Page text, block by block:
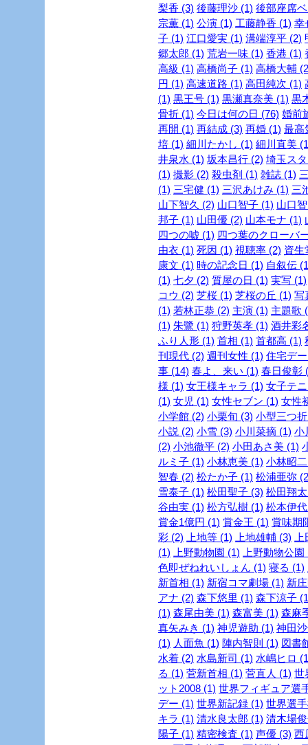
梨香 (3) 後藤理沙 (1) 後部座席
宗薫 (1) 公演 (1) 工藤静香 (1) 幸
子 (1) 江口愛実 (1) 溝端淳平 (2)
郷太郎 (1) 荒岩一味 (1) 香港 (1)
高級 (1) 高橋尚子 (1) 高橋大輔
円 (1) 高速道路 (1) 高田純次 (1)
(1) 黒王号 (1) 黒瀬真奈美 (1) 黒
骨折 (1) 今日は何の日 (76) 婚前
再開 (1) 再結成 (3) 再婚 (1) 最高
培 (1) 細川たかし (1) 細川直美
井泉水 (1) 坂本昌行 (2) 埼玉ス
(1) 撮影 (2) 殺虫剤 (1) 雑誌 (1)
(1) 三宅健 (1) 三沢あけみ (1) 三
山下智久 (2) 山口智子 (1) 山口
邦子 (1) 山田優 (2) 山本モナ (1)
四つの嘘 (1) 四つ葉のクローバ
由衣 (1) 死因 (1) 視聴率 (2) 資生
康文 (1) 時の記念日 (1) 自叙伝
(1) 七夕 (2) 質屋の日 (1) 実写 (1)
コウ (2) 芝桜 (1) 芝桜の丘 (1) 写
(1) 若林正恭 (2) 主演 (1) 主題歌
(1) 朱鷺 (1) 狩野英孝 (1) 酒井彩
ふり人形 (1) 首相 (1) 首都高 (1)
刊現代 (2) 週刊女性 (1) 住宅デ
事 (14) 春よ、来い (1) 春日俊彰
様 (1) 女王様キャラ (1) 女子テ
(1) 女児 (1) 女性セブン (1) 女性
小学館 (2) 小栗旬 (3) 小型三つ
小説 (2) 小雪 (3) 小川菜摘 (1) 小
(2) 小池徹平 (2) 小田あさ美 (1)
ルミ子 (1) 小林恵美 (1) 小林昭
智春 (2) 松たか子 (1) 松浦亜弥
雪泰子 (1) 松田聖子 (3) 松田翔
谷由実 (1) 松方弘樹 (1) 松本伊
賞金1億円 (1) 賞金王 (1) 賞味期
彩 (2)
上地等 (1) 上地雄輔 (3)
(1)
上野動物園 (1)
上野動物公園
色即ぜねれいしょん (1) 寝る (1)
新首相 (1) 新宿コマ劇場 (1) 新
アナ (2) 森下悠里 (1) 森下涼子
(1) 森尾由美 (1) 森富美 (1) 森麻
真矢みき (1) 神児遊助 (1) 神田
(1) 人面魚 (1) 陣内智則 (1) 図書
水着 (2) 水島新司 (1) 水嶋ヒロ
る (1) 菅新首相 (1) 菅直人 (1) 世
ット2008 (1) 世界フィギュア選
デー (1) 世界新記録 (1) 世界選
キラ (1) 清水良太郎 (1) 清木場
陽子 (1) 精密検査 (1) 声優 (3) 西